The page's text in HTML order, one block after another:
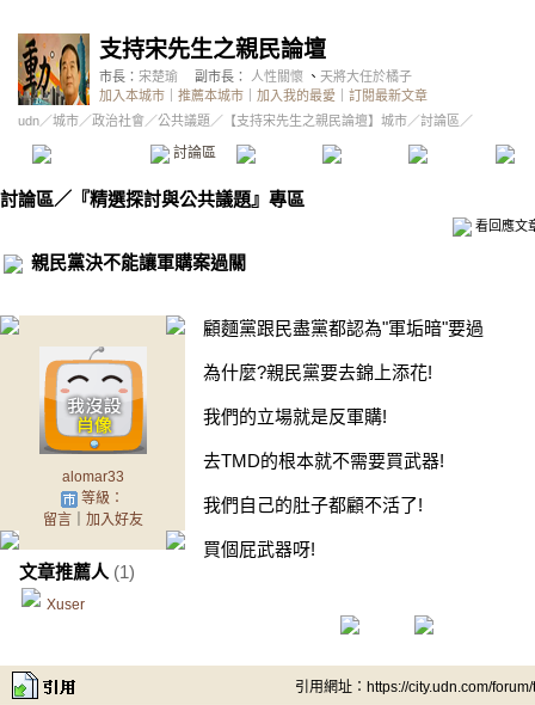
支持宋先生之親民論壇
市長： 宋楚瑜 副市長： 人性關懷 、 天將大任於橘子
加入本城市
推薦本城市 加入我的最愛
訂閱最新文章
udn／城市／政治社會 ／公共議題 ／ 【支持宋先生之親民論壇】城市／討論區／
討論區 精華區 投票區 影像館
討論區／ 『精選探討與公共議題』專區
看回應文
親民黨決不能讓軍購案過關
alomar33
等級：
留言｜ 加入好友
文章推薦人 (1)
Xuser
顧麵黨跟民盡黨都認為"軍垢暗"要過
為什麼?親民黨要去錦上添花!
我們的立場就是反軍購!
去TMD的根本就不需要買武器!
我們自己的肚子都顧不活了!
買個屁武器呀!
引用網址：https://city.udn.com/